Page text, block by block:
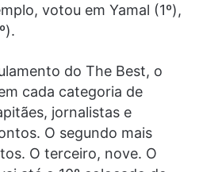
votou em Yamal (1º),
do The Best, o
cada categoria de
jornalistas e
O segundo mais
O terceiro, nove. O